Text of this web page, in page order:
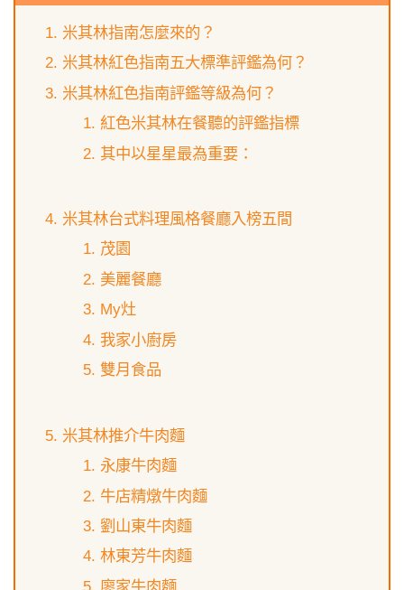
米其林指南怎麼來的？
米其林紅色指南五大標準評鑑為何？
米其林紅色指南評鑑等級為何？
紅色米其林在餐聽的評鑑指標
其中以星星最為重要：
米其林台式料理風格餐廳入榜五間
茂園
美麗餐廳
My灶
我家小廚房
雙月食品
米其林推介牛肉麵
永康牛肉麵
牛店精燉牛肉麵
劉山東牛肉麵
林東芳牛肉麵
廖家牛肉麵